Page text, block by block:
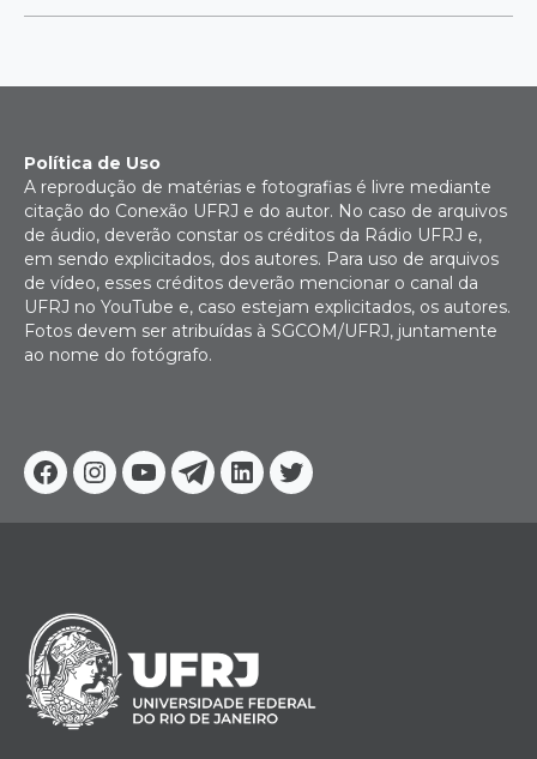
Facebook
Instagram
YoutubeTelegram
Linkedin
Twitter
Política de Uso
A reprodução de matérias e fotografias é livre mediante
citação do Conexão UFRJ e do autor. No caso de arquivos
de áudio, deverão constar os créditos da Rádio UFRJ e,
em sendo explicitados, dos autores. Para uso de arquivos
de vídeo, esses créditos deverão mencionar o canal da
UFRJ no YouTube e, caso estejam explicitados, os autores.
Fotos devem ser atribuídas à SGCOM/UFRJ, juntamente
ao nome do fotógrafo.